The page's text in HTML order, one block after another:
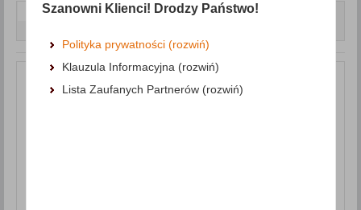
Document archiving
Polypropylene binders
Szanowni Klienci! Drodzy Państwo!
Polityka prywatności (rozwiń)
Klauzula Informacyjna (rozwiń)
Lista Zaufanych Partnerów (rozwiń)